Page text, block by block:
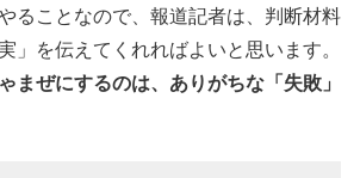
ることなので、報道記者は、判断材料
」を伝えてくれればよいと思います。
まぜにするのは、ありがちな「失敗」